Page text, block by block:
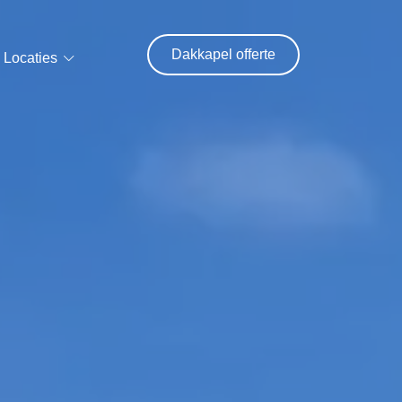
Locaties Dakkapel offerte